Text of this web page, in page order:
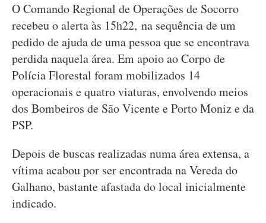
O Comando Regional de Operações de Socorro
recebeu o alerta às 15h22, na sequência de um
pedido de ajuda de uma pessoa que se encontrava
perdida naquela área. Em apoio ao Corpo de
Polícia Florestal foram mobilizados 14
operacionais e quatro viaturas, envolvendo meios
dos Bombeiros de São Vicente e Porto Moniz e da
PSP.
Depois de buscas realizadas numa área extensa, a
vítima acabou por ser encontrada na Vereda do
Galhano, bastante afastada do local inicialmente
indicado.